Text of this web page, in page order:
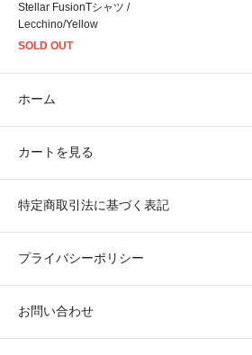
Stellar FusionTシャツ /
Lecchino/Yellow
SOLD OUT
ホーム
カートを見る
特定商取引法に基づく表記
プライバシーポリシー
お問い合わせ